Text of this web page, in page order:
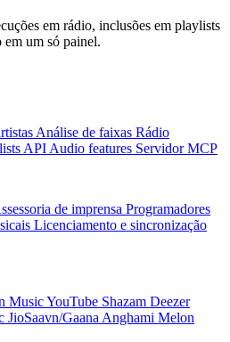
em rádio, inclusões em playlists
um só painel.
Análise de faixas Rádio
API Audio features Servidor MCP
de imprensa Programadores
Licenciamento e sincronização
MusicYouTube Shazam Deezer
JioSaavn/Gaana Anghami Melon